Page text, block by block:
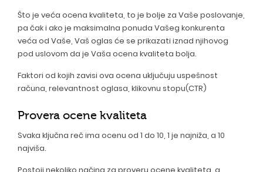
Što je veća ocena kvaliteta, to je bolje za Vaše poslovanje,
pa čak i ako je maksimalna ponuda Vašeg konkurenta
veća od Vaše, Vaš oglas će se prikazati iznad njihovog
pod uslovom da je Vaša ocena kvaliteta bolja.
Faktori od kojih zavisi ova ocena uključuju uspešnost
računa, relevantnost oglasa, klikovnu stopu(CTR)
Provera ocene kvaliteta
Svaka ključna reč ima ocenu od 1 do 10, 1 je najniža, a 10
najviša.